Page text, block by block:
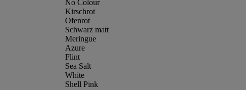
No Colour
Kirschrot
Ofenrot
Schwarz matt
Meringue
Azure
Flint
Sea Salt
White
Shell Pink